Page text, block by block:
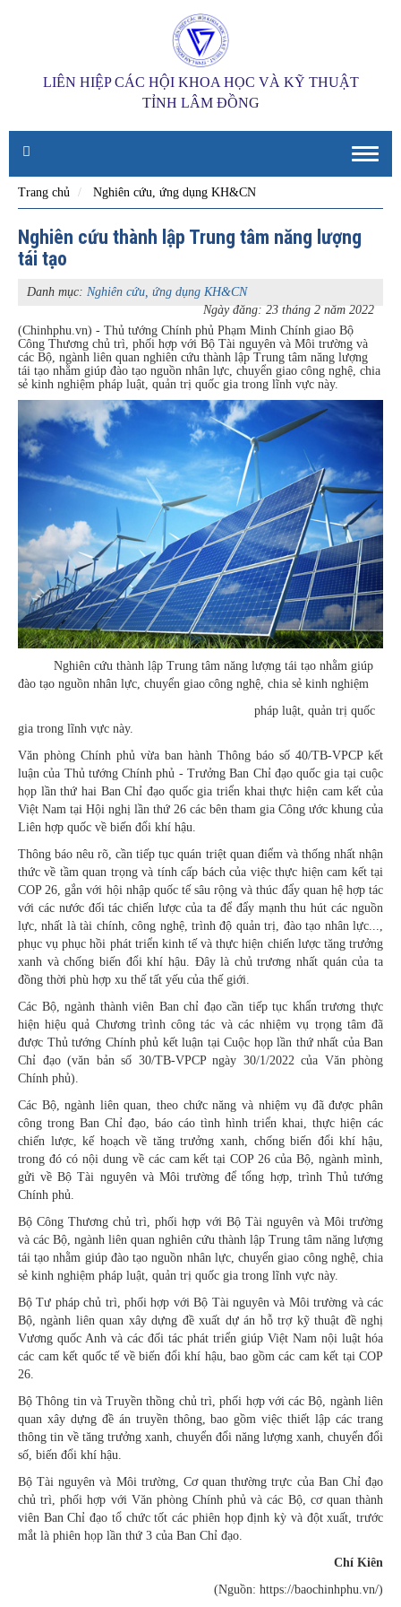
LIÊN HIỆP CÁC HỘI KHOA HỌC VÀ KỸ THUẬT
TỈNH LÂM ĐỒNG
Toggle
Trang chủ
Nghiên cứu, ứng dụng KH&CN
Nghiên cứu thành lập Trung tâm năng lượng
tái tạo
Danh mục: Nghiên cứu, ứng dụng KH&CN
Ngày đăng: 23 tháng 2 năm 2022
(Chinhphu.vn) - Thủ tướng Chính phủ Phạm Minh Chính giao Bộ
Công Thương chủ trì, phối hợp với Bộ Tài nguyên và Môi trường và
các Bộ, ngành liên quan nghiên cứu thành lập Trung tâm năng lượng
tái tạo nhằm giúp đào tạo nguồn nhân lực, chuyển giao công nghệ, chia
sẻ kinh nghiệm pháp luật, quản trị quốc gia trong lĩnh vực này.
Nghiên cứu thành lập Trung tâm năng lượng tái tạo nhằm giúp
đào tạo nguồn nhân lực, chuyển giao công nghệ, chia sẻ kinh nghiệm
pháp luật, quản trị quốc
gia trong lĩnh vực này.
Văn phòng Chính phủ vừa ban hành Thông báo số 40/TB-VPCP kết
luận của Thủ tướng Chính phủ - Trưởng Ban Chỉ đạo quốc gia tại cuộc
họp lần thứ hai Ban Chỉ đạo quốc gia triển khai thực hiện cam kết của
Việt Nam tại Hội nghị lần thứ 26 các bên tham gia Công ước khung của
Liên hợp quốc về biến đổi khí hậu.
Thông báo nêu rõ, cần tiếp tục quán triệt quan điểm và thống nhất nhận
thức về tầm quan trọng và tính cấp bách của việc thực hiện cam kết tại
COP 26, gắn với hội nhập quốc tế sâu rộng và thúc đẩy quan hệ hợp tác
với các nước đối tác chiến lược của ta để đẩy mạnh thu hút các nguồn
lực, nhất là tài chính, công nghệ, trình độ quản trị, đào tạo nhân lực...,
phục vụ phục hồi phát triển kinh tế và thực hiện chiến lược tăng trưởng
xanh và chống biến đổi khí hậu. Đây là chủ trương nhất quán của ta
đồng thời phù hợp xu thế tất yếu của thế giới.
Các Bộ, ngành thành viên Ban chỉ đạo cần tiếp tục khẩn trương thực
hiện hiệu quả Chương trình công tác và các nhiệm vụ trọng tâm đã
được Thủ tướng Chính phủ kết luận tại Cuộc họp lần thứ nhất của Ban
Chỉ đạo (văn bản số 30/TB-VPCP ngày 30/1/2022 của Văn phòng
Chính phủ).
Các Bộ, ngành liên quan, theo chức năng và nhiệm vụ đã được phân
công trong Ban Chỉ đạo, báo cáo tình hình triển khai, thực hiện các
chiến lược, kế hoạch về tăng trưởng xanh, chống biến đổi khí hậu,
trong đó có nội dung về các cam kết tại COP 26 của Bộ, ngành mình,
gửi về Bộ Tài nguyên và Môi trường để tổng hợp, trình Thủ tướng
Chính phủ.
Bộ Công Thương chủ trì, phối hợp với Bộ Tài nguyên và Môi trường
và các Bộ, ngành liên quan nghiên cứu thành lập Trung tâm năng lượng
tái tạo nhằm giúp đào tạo nguồn nhân lực, chuyển giao công nghệ, chia
sẻ kinh nghiệm pháp luật, quản trị quốc gia trong lĩnh vực này.
Bộ Tư pháp chủ trì, phối hợp với Bộ Tài nguyên và Môi trường và các
Bộ, ngành liên quan xây dựng đề xuất dự án hỗ trợ kỹ thuật đề nghị
Vương quốc Anh và các đối tác phát triển giúp Việt Nam nội luật hóa
các cam kết quốc tế về biến đổi khí hậu, bao gồm các cam kết tại COP
26.
Bộ Thông tin và Truyền thồng chủ trì, phối hợp với các Bộ, ngành liên
quan xây dựng đề án truyền thông, bao gồm việc thiết lập các trang
thông tin về tăng trưởng xanh, chuyển đổi năng lượng xanh, chuyển đổi
số, biến đổi khí hậu.
Bộ Tài nguyên và Môi trường, Cơ quan thường trực của Ban Chỉ đạo
chủ trì, phối hợp với Văn phòng Chính phủ và các Bộ, cơ quan thành
viên Ban Chỉ đạo tổ chức tốt các phiên họp định kỳ và đột xuất, trước
mắt là phiên họp lần thứ 3 của Ban Chỉ đạo.
Chí Kiên
(Nguồn: https://baochinhphu.vn/)